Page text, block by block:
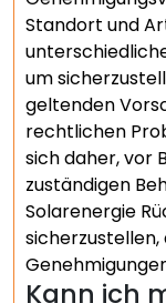
Standort und
um
geltenden
rechtlichen
sich daher, vor
zuständigen
Solarenergie
Kann ich